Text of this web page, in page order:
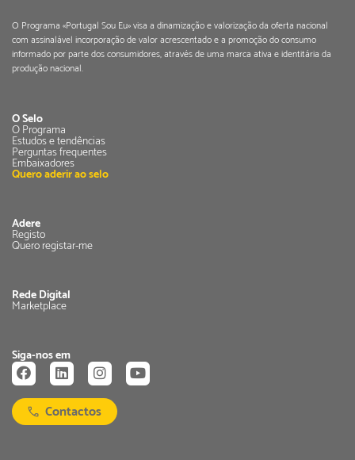
O Programa «Portugal Sou Eu» visa a dinamização e valorização da oferta nacional
com assinalável incorporação de valor acrescentado e a promoção do consumo
informado por parte dos consumidores, através de uma marca ativa e identitária da
produção nacional.
O Selo
O Programa
Estudos e tendências
Perguntas frequentes
Embaixadores
Quero aderir ao selo
Adere
Registo
Quero registar-me
Rede Digital
Marketplace
Siga-nos em
Contactos